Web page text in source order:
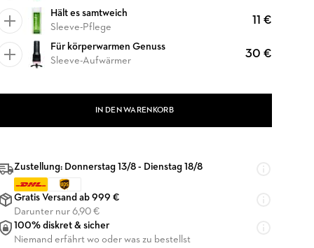
Hält es samtweich
Sleeve-Pflege
11 €
Für körperwarmen Genuss
Sleeve-Aufwärmer
30 €
IN DEN WARENKORB
Zustellung: Donnerstag 13/8 - Dienstag 18/8
Gratis Versand ab 999 €
Darunter nur 6,90 €
100% diskret & sicher
Niemand erfährt wo oder was zu bestellst